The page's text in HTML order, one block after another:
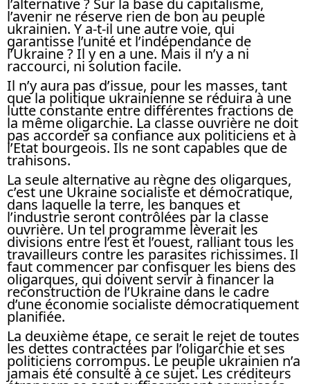
l’avenir ne réserve rien de bon au peuple
ukrainien. Y a-t-il une autre voie, qui
garantisse l’unité et l’indépendance de
l’Ukraine ? Il y en a une. Mais il n’y a ni
raccourci, ni solution facile.
Il n’y aura pas d’issue, pour les masses, tant
que la politique ukrainienne se réduira à une
lutte constante entre différentes fractions de
la même oligarchie. La classe ouvrière ne doit
pas accorder sa confiance aux politiciens et à
l’Etat bourgeois. Ils ne sont capables que de
trahisons.
La seule alternative au règne des oligarques,
c’est une Ukraine socialiste et démocratique,
dans laquelle la terre, les banques et
l’industrie seront contrôlées par la classe
ouvrière. Un tel programme lèverait les
divisions entre l’est et l’ouest, ralliant tous les
travailleurs contre les parasites richissimes. Il
faut commencer par confisquer les biens des
oligarques, qui doivent servir à financer la
reconstruction de l’Ukraine dans le cadre
d’une économie socialiste démocratiquement
planifiée.
La deuxième étape, ce serait le rejet de toutes
les dettes contractées par l’oligarchie et ses
politiciens corrompus. Le peuple ukrainien n’a
jamais été consulté à ce sujet. Les créditeurs